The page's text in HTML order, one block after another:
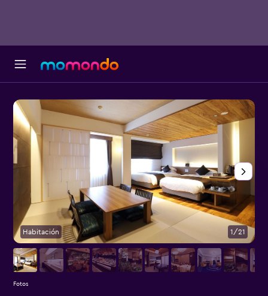
Habitación 1/21
Fotos